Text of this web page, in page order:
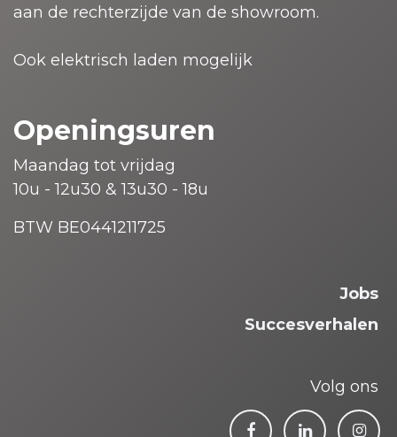
aan de rechterzijde van de showroom.
Ook elektrisch laden mogelijk
Openingsuren
Maandag tot vrijdag
10u - 12u30 & 13u30 - 18u
BTW BE0441211725
Jobs
Succesverhalen
Volg ons